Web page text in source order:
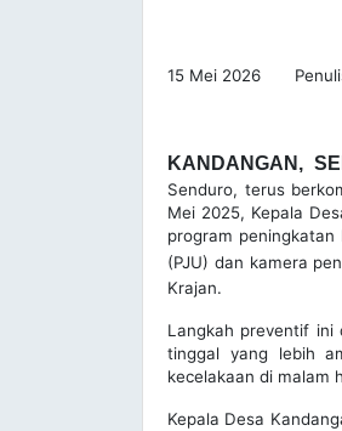
15 Mei 2026
KANDANGAN,
Senduro, terus
Mei 2025, Kepala
program peningkatan
(PJU) dan kamera
Krajan.
Langkah preventif ini
tinggal yang lebih
kecelakaan di malam
Kepala Desa